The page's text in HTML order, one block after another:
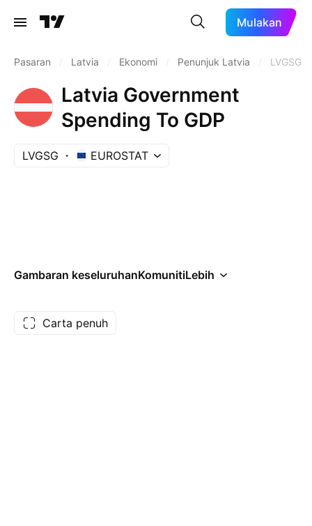
Mulakan
Pasaran Latvia Ekonomi Penunjuk Latvia LVGSG
Latvia Government
Spending To GDP
LVGSG EUROSTAT
Gambaran keseluruhanKomunitiLebih
Carta penuh